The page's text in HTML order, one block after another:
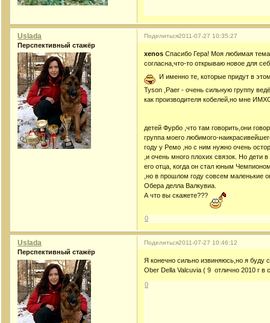
Поделиться2011-07-27 10:35:27
Uslada
Перспективный стажёр
xenos Спасибо Гера! Моя любимая
согласна,что-то открываю новое для
И именно те, которые придут в
Tyson ,Paer - очень сильную группу
как производителя кобелей,но мне
детей Фурбо ,что там говорить,они
группа моего любимого-
году у Ремо ,но с ним нужно очень
,и очень много плохих связок. Но дети
его отца, когда он стал юным
,но в прошлом году совсем маленькие
Обера делла Валкувиа.
А что вы скажете???
0
Поделиться2011-07-27 10:46:12
Uslada
Перспективный стажёр
Я конечно сильно извиняюсь,но я буду
Ober Della Valcuvia ( 9 отлично 2010 г в
0